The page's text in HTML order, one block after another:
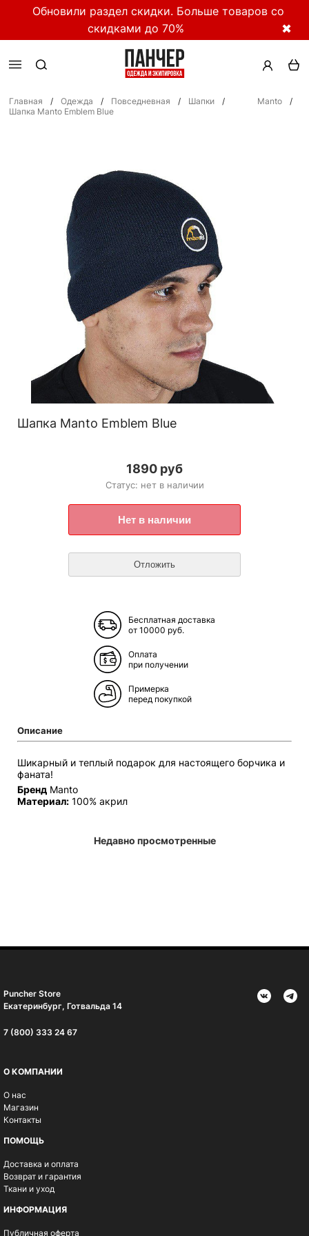
Обновили раздел скидки. Больше товаров со
скидками до 70%
✖
Главная / Одежда / Повседневная / Шапки / Manto
/
Шапка Manto Emblem Blue
Шапка Manto Emblem Blue
1890 руб
Статус: нет в наличии
Бесплатная доставка
от 10000 руб.
Оплата
при получении
Примерка
перед покупкой
Описание
Шикарный и теплый подарок для настоящего борчика и
фаната!
Бренд Manto
Материал: 100% акрил
Недавно просмотренные
Puncher Store
Екатеринбург, Готвальда 14
7 (800) 333 24 67
О КОМПАНИИ
О нас
Магазин
Контакты
ПОМОЩЬ
Доставка и оплата
Возврат и гарантия
Ткани и уход
ИНФОРМАЦИЯ
Публичная оферта